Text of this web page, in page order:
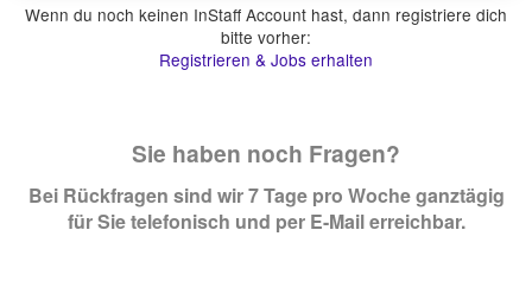
Wenn du noch keinen InStaff Account hast, dann registriere dich
bitte vorher:
Registrieren & Jobs erhalten
Sie haben noch Fragen?
Bei Rückfragen sind wir 7 Tage pro Woche ganztägig
für Sie telefonisch und per E-Mail erreichbar.